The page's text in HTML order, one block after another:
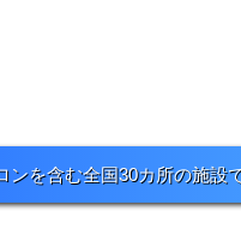
を含む全国30カ所の施設